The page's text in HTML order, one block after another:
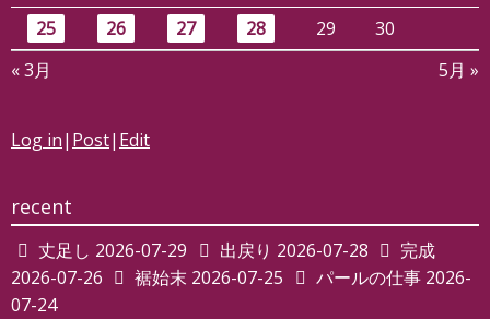
25
26 27 28 29
30
« 3月
5月 »
Log in| Post| Edit
recent
丈足し 2026-07-29 出戻り 2026-07-28
完成
2026-07-26
裾始末 2026-07-25 パールの仕事 2026-
07-24